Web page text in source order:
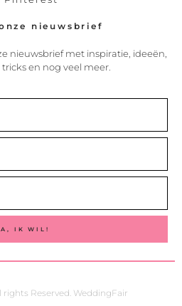
nieuwsbrief
nieuwsbrief met inspiratie, ideeën,
en nog veel meer.
IK WIL!
rights Reserved. WeddingFair